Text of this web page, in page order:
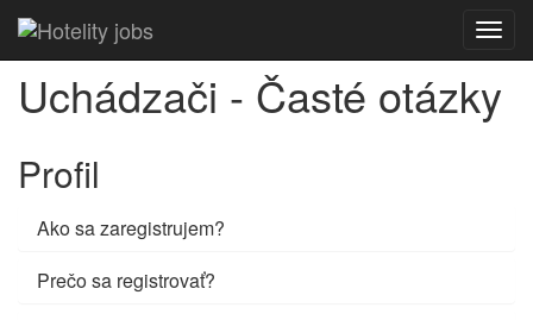
Uchádzači - Časté otázky
Profil
Ako sa zaregistrujem?
Prečo sa registrovať?